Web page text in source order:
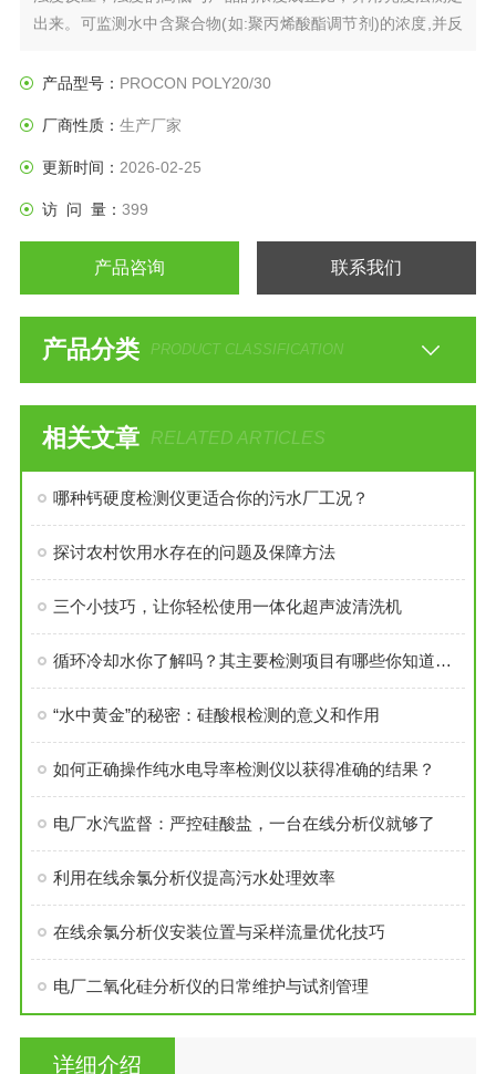
出来。可监测水中含聚合物(如:聚丙烯酸酯调节剂)的浓度,并反
产品型号： PROCON POLY20/30
厂商性质： 生产厂家
更新时间： 2026-02-25
访 问 量： 399
产品咨询 联系我们
产品分类 PRODUCT CLASSIFICATION
相关文章 RELATED ARTICLES
哪种钙硬度检测仪更适合你的污水厂工况？
探讨农村饮用水存在的问题及保障方法
三个小技巧，让你轻松使用一体化超声波清洗机
循环冷却水你了解吗？其主要检测项目有哪些你知道吗？
“水中黄金”的秘密：硅酸根检测的意义和作用
如何正确操作纯水电导率检测仪以获得准确的结果？
电厂水汽监督：严控硅酸盐，一台在线分析仪就够了
利用在线余氯分析仪提高污水处理效率
在线余氯分析仪安装位置与采样流量优化技巧
电厂二氧化硅分析仪的日常维护与试剂管理
详细介绍